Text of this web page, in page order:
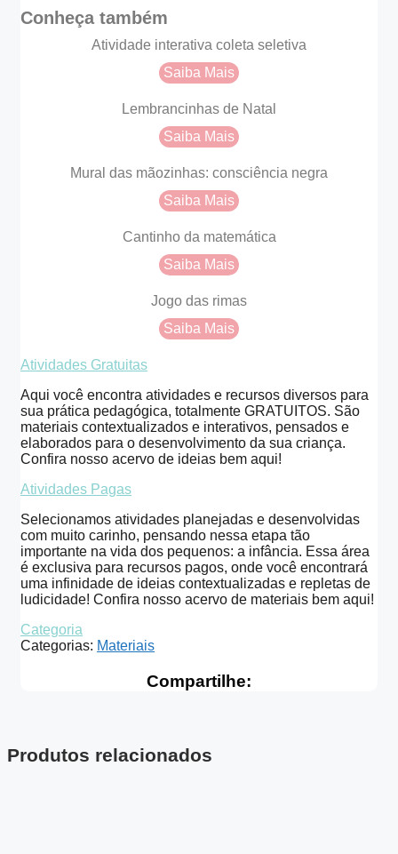
amo
Conheça também
Atividade interativa coleta seletiva
Saiba Mais
Lembrancinhas de Natal
Saiba Mais
Mural das mãozinhas: consciência negra
Saiba Mais
Cantinho da matemática
Saiba Mais
Jogo das rimas
Saiba Mais
Atividades Gratuitas
Aqui você encontra atividades e recursos diversos para
sua prática pedagógica, totalmente GRATUITOS. São
materiais contextualizados e interativos, pensados e
elaborados para o desenvolvimento da sua criança.
Confira nosso acervo de ideias bem aqui!
Atividades Pagas
Selecionamos atividades planejadas e desenvolvidas
com muito carinho, pensando nessa etapa tão
importante na vida dos pequenos: a infância. Essa área
é exclusiva para recursos pagos, onde você encontrará
uma infinidade de ideias contextualizadas e repletas de
ludicidade! Confira nosso acervo de materiais bem aqui!
Categoria
Categorias: Materiais
Compartilhe:
Produtos relacionados